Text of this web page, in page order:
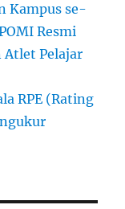
Kampus se-
Resmi
Atlet Pelajar
RPE (Rating